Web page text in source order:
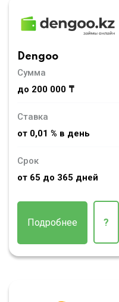
Dengoo
Сумма
до 200 000 ₸
Ставка
от 0,01 % в день
Срок
от 65 до 365 дней
Подробнее ?